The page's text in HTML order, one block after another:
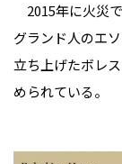
2015年に火災
グランド人のエ
立ち上げたボレ
められている。